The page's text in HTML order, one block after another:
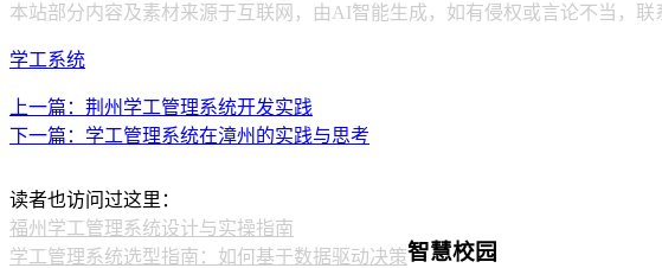
本站部分内容及素材来源于互联网，由AI智能生成，如有侵权或言论不当，联
学工系统
上一篇：荆州学工管理系统开发实践
下一篇：学工管理系统在漳州的实践与思考
读者也访问过这里：
福州学工管理系统设计与实操指南
学工管理系统选型指南：如何基于数据驱动决策智慧校园